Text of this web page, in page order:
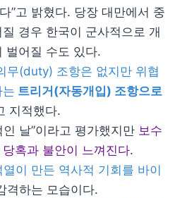
”고 밝혔다. 당장 대만에서 중
경우 한국이 군사적으로 개
벌어질 수도 있다.
무(duty) 조항은 없지만 위협
트리거(자동개입) 조항으로
지적했다.
날”이라고 평가했지만 보수
혹과 불안이 느껴진다.
열이 만든 역사적 기회를 바이
격하는 모습이다.